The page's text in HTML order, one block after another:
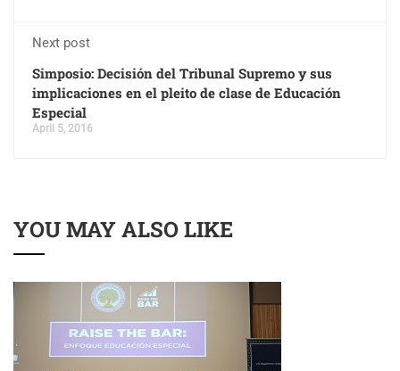
Next post
Simposio: Decisión del Tribunal Supremo y sus
implicaciones en el pleito de clase de Educación
Especial
April 5, 2016
YOU MAY ALSO LIKE